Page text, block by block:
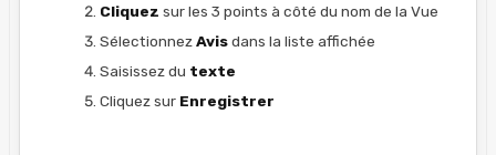
Cliquez sur les 3 points à côté du nom de la Vue
Sélectionnez Avisdans la liste affichée
Saisissez du texte
Cliquez sur Enregistrer